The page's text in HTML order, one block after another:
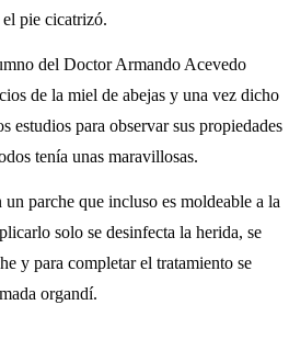
pie cicatrizó.
del Doctor Armando Acevedo
de la miel de abejas y una vez dicho
estudios para observar sus propiedades
tenía unas maravillosas.
parche que incluso es moldeable a la
solo se desinfecta la herida, se
y para completar el tratamiento se
organdí.